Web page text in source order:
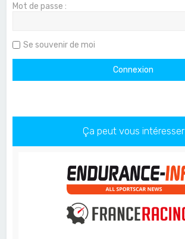
Mot de passe :
Se souvenir de moi
Ça peut vous intéresser